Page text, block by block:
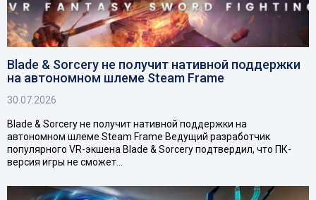
Blade & Sorcery не получит нативной поддержки
на автономном шлеме Steam Frame
30.07.2026
Blade & Sorcery не получит нативной поддержки на
автономном шлеме Steam Frame Ведущий разработчик
популярного VR-экшена Blade & Sorcery подтвердил, что ПК-
версия игры не сможет…